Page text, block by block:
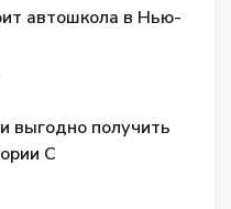
автошкола в Нью-
выгодно получить
C